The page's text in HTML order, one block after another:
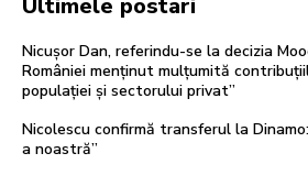
Nicușor Dan, referindu-se la decizia
României menținut mulțumită
populației și sectorului privat”
Nicolescu confirmă transferul la
a noastră”